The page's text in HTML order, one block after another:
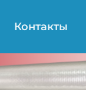
Контакты